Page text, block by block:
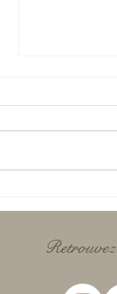
lemoncurd